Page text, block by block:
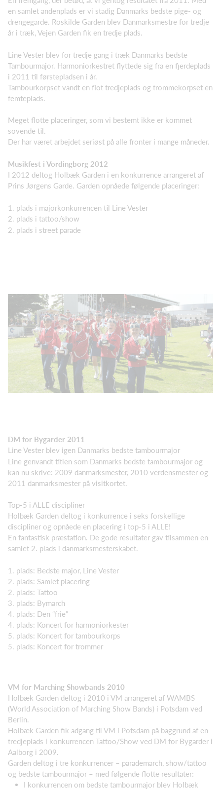
en samlet andenplads er vi stadig Danmarks bedste pige- og
drengegarde. Roskilde Garden blev Danmarksmestre for tredje
år i træk, Vejen Garden fik en tredje plads.
Line Vester blev for tredje gang i træk Danmarks bedste
Tambourmajor. Harmoniorkestret flyttede sig fra en fjerdeplads
i 2011 til førstepladsen i år.
Tambourkorpset vandt en flot tredjeplads og trommekorpset en
femteplads.
Meget flotte placeringer, som vi bestemt ikke er kommet
sovende til.
Der har været arbejdet seriøst på alle fronter i mange måneder.
Musikfest i Vordingborg 2012
I 2012 deltog Holbæk Garden i en konkurrence arrangeret af
Prins Jørgens Garde. Garden opnåede følgende placeringer:
1. plads i majorkonkurrencen til Line Vester
2. plads i tattoo/show
2. plads i street parade
DM for Bygarder 2011
Line Vester blev igen Danmarks bedste tambourmajor
Line genvandt titlen som Danmarks bedste tambourmajor og
kan nu skrive: 2009 danmarksmester, 2010 verdensmester og
2011 danmarksmester på visitkortet.
Top-5 i ALLE discipliner
Holbæk Garden deltog i konkurrence i seks forskellige
discipliner og opnåede en placering i top-5 i ALLE!
En fantastisk præstation. De gode resultater gav tilsammen en
samlet 2. plads i danmarksmesterskabet.
1. plads: Bedste major, Line Vester
2. plads: Samlet placering
2. plads: Tattoo
3. plads: Bymarch
4. plads: Den “frie”
4. plads: Koncert for harmoniorkester
5. plads: Koncert for tambourkorps
5. plads: Koncert for trommer
VM for Marching Showbands 2010
Holbæk Garden deltog i 2010 i VM arrangeret af WAMBS
(World Association of Marching Show Bands) i Potsdam ved
Berlin.
Holbæk Garden fik adgang til VM i Potsdam på baggrund af en
tredjeplads i konkurrencen Tattoo/Show ved DM for Bygarder i
Aalborg i 2009.
Garden deltog i tre konkurrencer – parademarch, show/tattoo
og bedste tambourmajor – med følgende flotte resultater:
I konkurrencen om bedste tambourmajor blev Holbæk